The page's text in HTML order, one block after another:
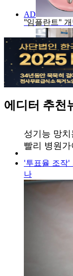
에디터 추천
'투표율 조작'
나